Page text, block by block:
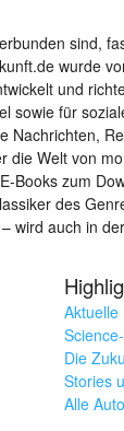
sind,
wurde
und
sowie für
Nachrichten,
die Welt von
Books zum
des
wird auch in
Aktuelle
Die
Stories
Alle